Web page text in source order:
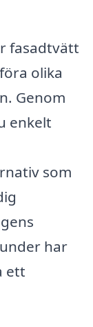
fasadtvätt
olika
Genom
enkelt
som
har
ett